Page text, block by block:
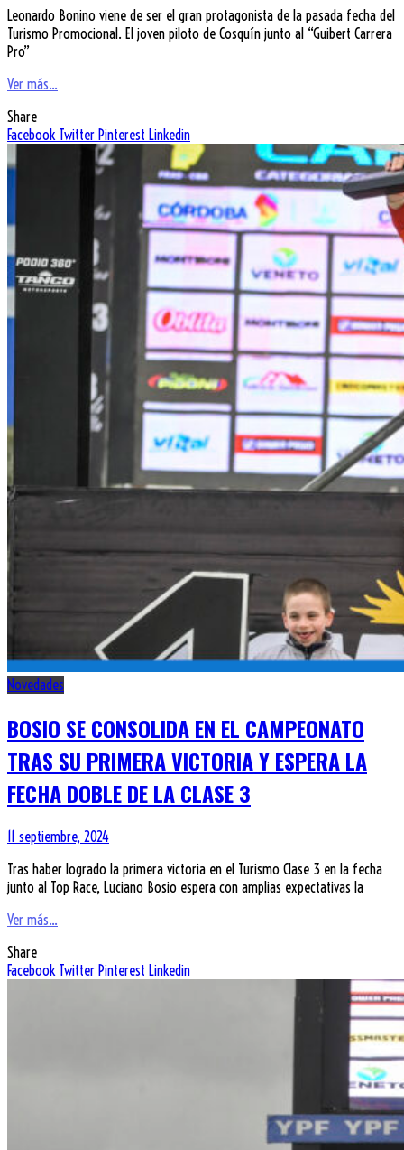
Leonardo Bonino viene de ser el gran protagonista de la pasada fecha del
Turismo Promocional. El joven piloto de Cosquín junto al “Guibert Carrera
Pro”
Ver más...
Share
Facebook Twitter Pinterest Linkedin
Novedades
BOSIO SE CONSOLIDA EN EL CAMPEONATO
TRAS SU PRIMERA VICTORIA Y ESPERA LA
FECHA DOBLE DE LA CLASE 3
11 septiembre, 2024
Tras haber logrado la primera victoria en el Turismo Clase 3 en la fecha
junto al Top Race, Luciano Bosio espera con amplias expectativas la
Ver más...
Share
Facebook Twitter Pinterest Linkedin